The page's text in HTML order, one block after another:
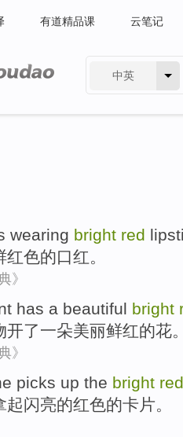
有道精品课 云笔记
中英
wearing bright red
红色的口红。
》
has a beautiful bright
开了一朵美丽鲜红的花
》
picks up the bright red
起闪亮的红色的卡片。